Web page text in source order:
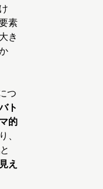
素
き
つ
ト
的
、
と
え